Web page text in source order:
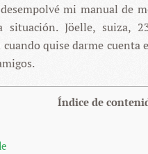
mi manual
Jöelle, suiza,
quise darme cuenta
Índice de